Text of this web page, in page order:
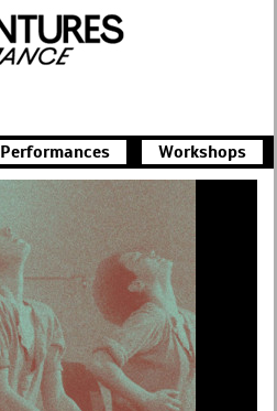
Performances Workshops